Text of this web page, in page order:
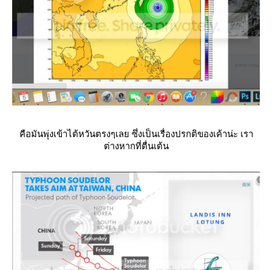
คือมันพุ่งเข้าไต้หวันตรงๆเลย ซึ่งเป็นเรื่องปรกติของเค้าน่ะ เรา
ต่างหากที่ตื่นเต้น